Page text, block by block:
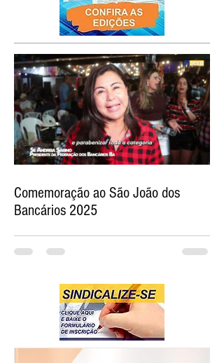
Comemoração ao São João dos
Bancários 2025